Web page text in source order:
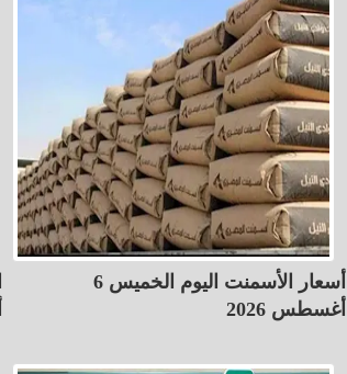
أسعار الأسمنت اليوم الخميس 6
أغسطس 2026